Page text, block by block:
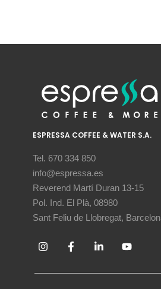
ESPRESSA COFFEE & WATER S.A.
Tel. 670 334 850
info@espressa.es
Reverend Martí Duran 13-15
Pol. Ind. El Plà, 08980
Sant Feliu de Llobregat,